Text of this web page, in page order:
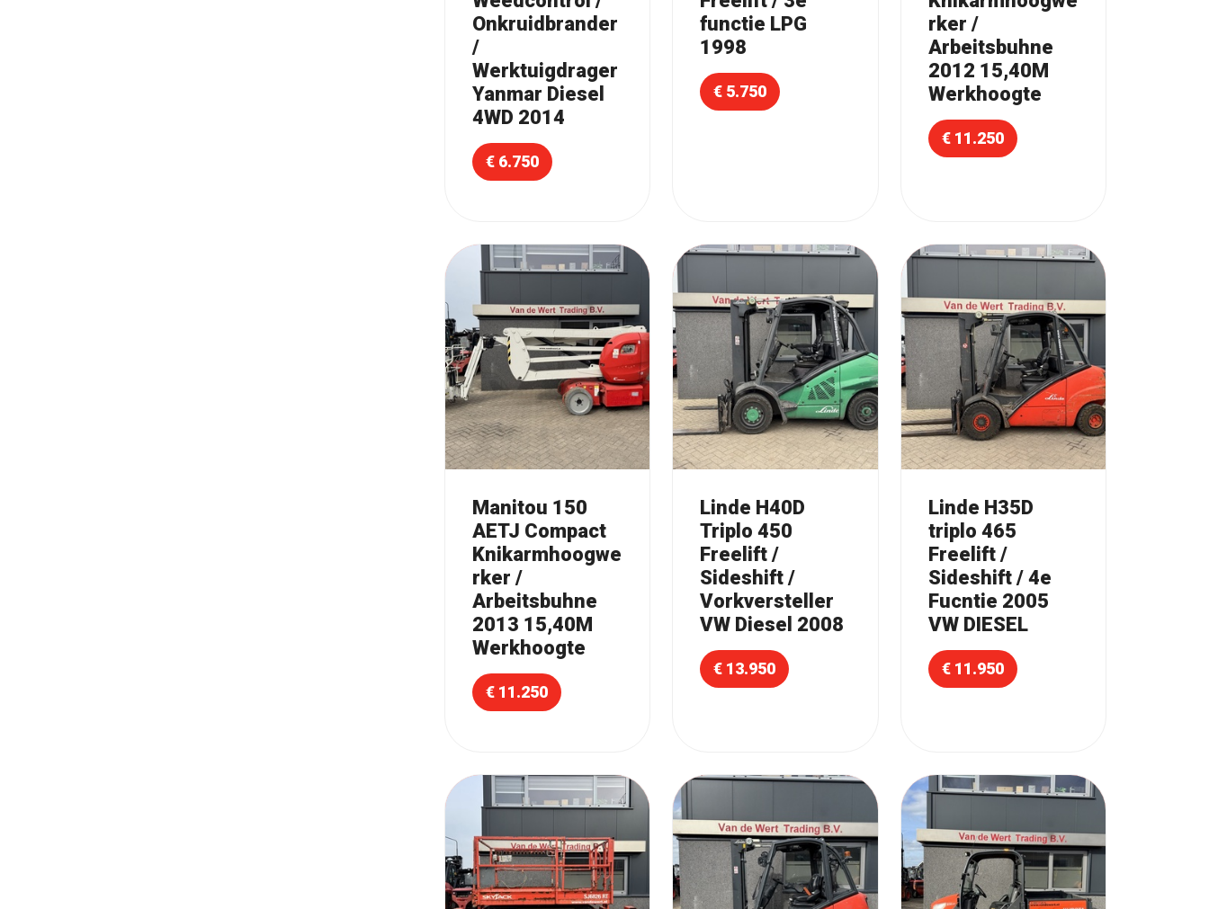
Onkruidbrander
/
Werktuigdrager
Yanmar Diesel
4WD 2014
€ 6.750
functie LPG
1998
€ 5.750
rker /
Arbeitsbuhne
2012 15,40M
Werkhoogte
€ 11.250
Manitou 150
AETJ Compact
Knikarmhoogwe
rker /
Arbeitsbuhne
2013 15,40M
Werkhoogte
€ 11.250
Linde H40D
Triplo 450
Freelift /
Sideshift /
Vorkversteller
VW Diesel 2008
€ 13.950
Linde H35D
triplo 465
Freelift /
Sideshift / 4e
Fucntie 2005
VW DIESEL
€ 11.950